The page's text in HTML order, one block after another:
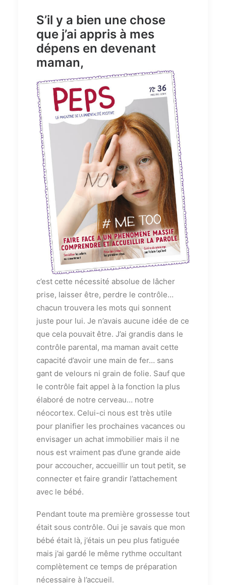
S’il y a bien une chose
que j’ai appris à mes
dépens en devenant
maman,
c’est cette nécessité absolue de lâcher
prise, laisser être, perdre le contrôle…
chacun trouvera les mots qui sonnent
juste pour lui. Je n’avais aucune idée de ce
que cela pouvait être. J’ai grandis dans le
contrôle parental, ma maman avait cette
capacité d’avoir une main de fer… sans
gant de velours ni grain de folie. Sauf que
le contrôle fait appel à la fonction la plus
élaboré de notre cerveau… notre
néocortex. Celui-ci nous est très utile
pour planifier les prochaines vacances ou
envisager un achat immobilier mais il ne
nous est vraiment pas d’une grande aide
pour accoucher, accueillir un tout petit, se
connecter et faire grandir l’attachement
avec le bébé.
Pendant toute ma première grossesse tout
était sous contrôle. Oui je savais que mon
bébé était là, j’étais un peu plus fatiguée
mais j’ai gardé le même rythme occultant
complètement ce temps de préparation
nécessaire à l’accueil.